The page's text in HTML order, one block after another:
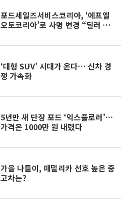
포드세일즈서비스코리아, ‘에프엘
오토코리아’로 사명 변경 “딜러 중
‘대형 SUV’ 시대가 온다… 신차 경
쟁 가속화
5년만 새 단장 포드 ‘익스플로러’…
가격은 1000만 원 내렸다
가을 나들이, 패밀리카 선호 높은 중
고차는?